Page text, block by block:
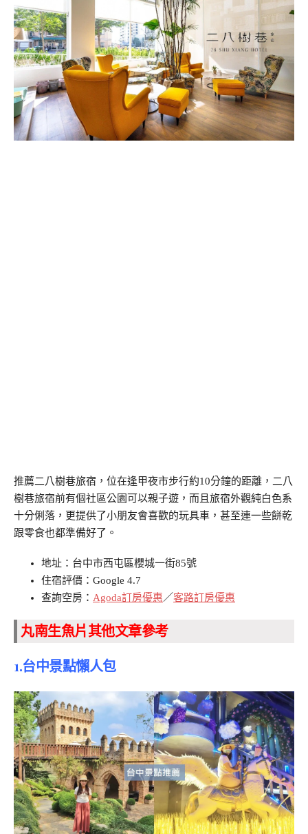
推薦二八樹巷旅宿，位在逢甲夜市步行約10分鐘的距離，二八
樹巷旅宿前有個社區公園可以親子遊，而且旅宿外觀純白色系
十分俐落，更提供了小朋友會喜歡的玩具車，甚至連一些餅乾
跟零食也都準備好了。
地址：台中市西屯區櫻城一街85號
住宿評價：Google 4.7
查詢空房： Agoda訂房優惠／客路訂房優惠
丸南生魚片其他文章參考
1.台中景點懶人包